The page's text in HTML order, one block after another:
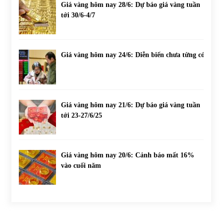
Giá vàng hôm nay 28/6: Dự báo giá vàng tuần
tới 30/6-4/7
Giá vàng hôm nay 24/6: Diễn biến chưa từng có
Giá vàng hôm nay 21/6: Dự báo giá vàng tuần
tới 23-27/6/25
Giá vàng hôm nay 20/6: Cảnh báo mất 16%
vào cuối năm